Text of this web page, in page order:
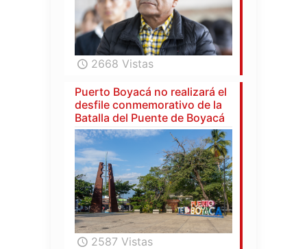
2668 Vistas
Puerto Boyacá no realizará el
desfile conmemorativo de la
Batalla del Puente de Boyacá
2587 Vistas